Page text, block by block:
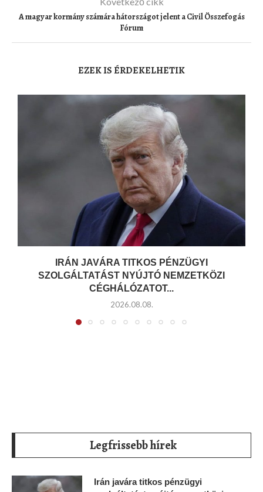
A magyar kormány számára hátországot jelent a Civil Összefogás
Fórum
EZEK IS ÉRDEKELHETIK
IRÁN JAVÁRA TITKOS PÉNZÜGYI
SZOLGÁLTATÁST NYÚJTÓ NEMZETKÖZI
CÉGHÁLÓZATOT...
2026.08.08.
Legfrissebb hírek
Irán javára titkos pénzügyi